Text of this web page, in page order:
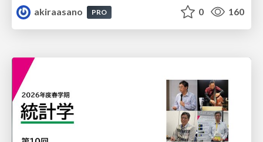
akiraasano PRO 0 160